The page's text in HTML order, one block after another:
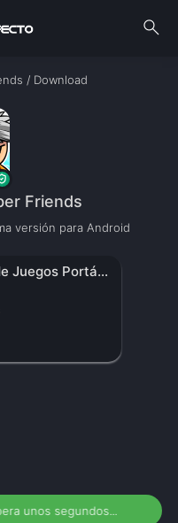
search
/ Download
Friends
versión para Android
Controlador de Juegos Portátil Original con Pantalla HD de 3.5 Pulgadas, Batería Recargable – Regalo de Navidad Perfecto para Gamers
unos segundos...